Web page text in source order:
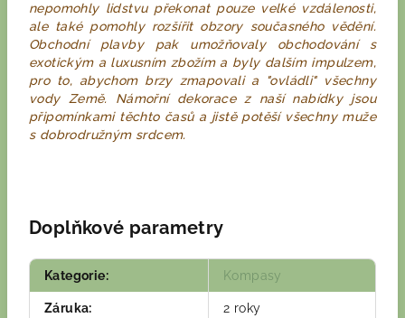
nepomohly lidstvu překonat pouze velké vzdálenosti,
ale také pomohly rozšířit obzory současného vědění.
Obchodní plavby pak umožňovaly obchodování s
exotickým a luxusním zbožím a byly dalším impulzem,
pro to, abychom brzy zmapovali a "ovládli" všechny
vody Země. Námořní dekorace z naší nabídky jsou
připomínkami těchto časů a jistě potěší všechny muže
s dobrodružným srdcem.
Doplňkové parametry
Kategorie: Kompasy
Záruka: 2 roky